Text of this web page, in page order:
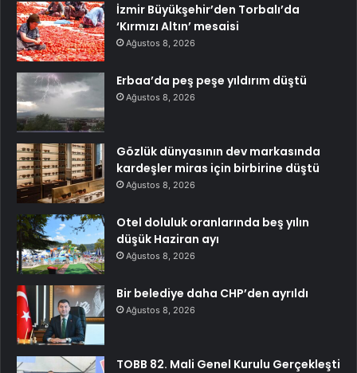
İzmir Büyükşehir’den Torbalı’da
‘Kırmızı Altın’ mesaisi
Ağustos 8, 2026
Erbaa’da peş peşe yıldırım düştü
Ağustos 8, 2026
Gözlük dünyasının dev markasında
kardeşler miras için birbirine düştü
Ağustos 8, 2026
Otel doluluk oranlarında beş yılın
düşük Haziran ayı
Ağustos 8, 2026
Bir belediye daha CHP’den ayrıldı
Ağustos 8, 2026
TOBB 82. Mali Genel Kurulu Gerçekleşti